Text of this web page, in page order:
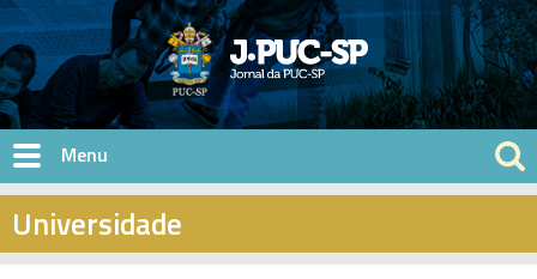
Pular para o conteúdo principal
Universidade